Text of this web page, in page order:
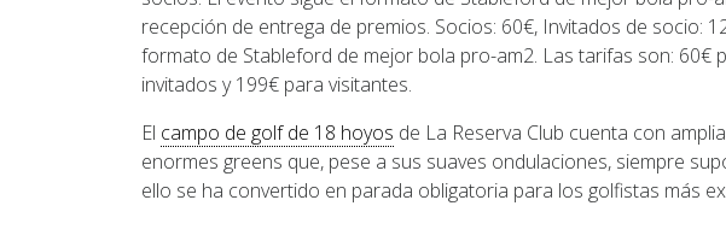
recepción de entrega de premios. Socios: 60€, Invitados de socio:
formato de Stableford de mejor bola pro-am2. Las tarifas son: 60€
invitados y 199€ para visitantes.
El campo de golf de 18 hoyos de La Reserva Club cuenta con
enormes greens que, pese a sus suaves ondulaciones, siempre
ello se ha convertido en parada obligatoria para los golfistas más